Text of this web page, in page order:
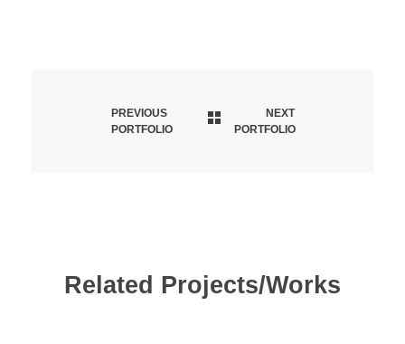
PREVIOUS
PORTFOLIO
NEXT
PORTFOLIO
Related Projects/Works